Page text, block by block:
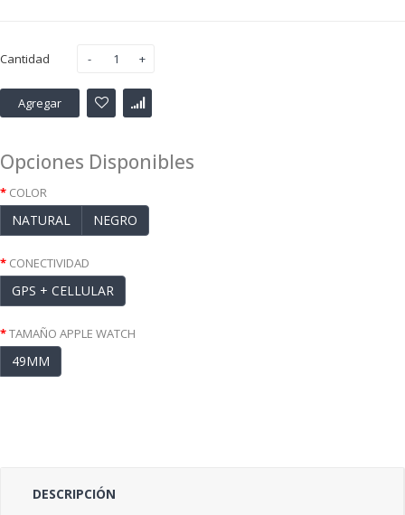
Cantidad
Agregar
Opciones Disponibles
COLOR
NATURAL NEGRO
CONECTIVIDAD
GPS + CELLULAR
TAMAÑO APPLE WATCH
49MM
DESCRIPCIÓN